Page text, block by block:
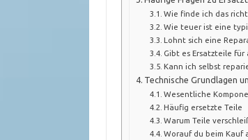
Wie finde ich das
Wie teuer ist eine
Lohnt sich eine
Gibt es Ersatzteile für
Kann ich selbst
Technische Grundlagen
Wesentliche
Häufig ersetzte Teile
Warum Teile
Worauf du beim Kauf